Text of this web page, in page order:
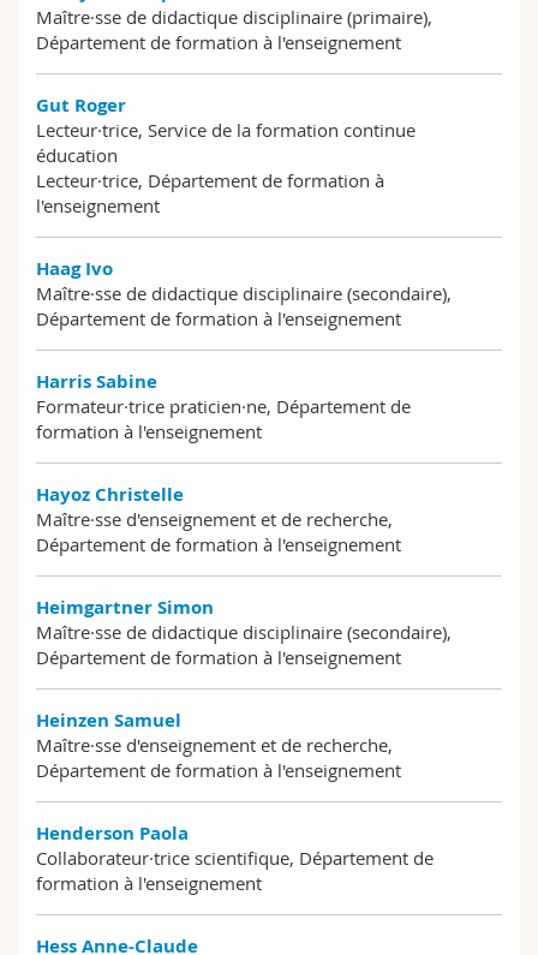
Maître·sse de didactique disciplinaire (primaire),
Département de formation à l'enseignement
Gut Roger
Lecteur·trice, Service de la formation continue
éducation
Lecteur·trice, Département de formation à
l'enseignement
Haag Ivo
Maître·sse de didactique disciplinaire (secondaire),
Département de formation à l'enseignement
Harris Sabine
Formateur·trice praticien·ne, Département de
formation à l'enseignement
Hayoz Christelle
Maître·sse d'enseignement et de recherche,
Département de formation à l'enseignement
Heimgartner Simon
Maître·sse de didactique disciplinaire (secondaire),
Département de formation à l'enseignement
Heinzen Samuel
Maître·sse d'enseignement et de recherche,
Département de formation à l'enseignement
Henderson Paola
Collaborateur·trice scientifique, Département de
formation à l'enseignement
Hess Anne-Claude